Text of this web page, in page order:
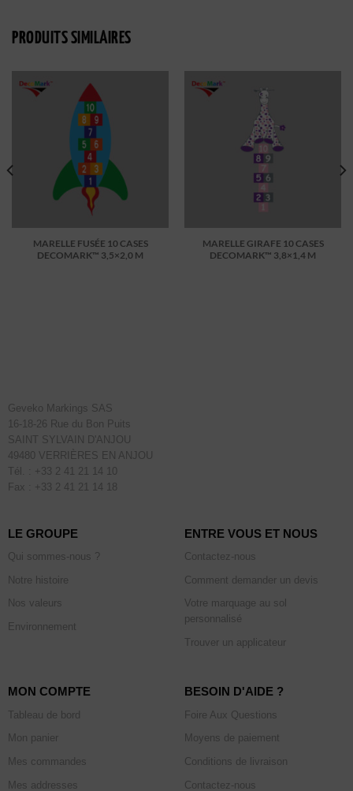
PRODUITS SIMILAIRES
MARELLE FUSÉE 10 CASES
DECOMARK™ 3,5×2,0 M
MARELLE GIRAFE 10 CASES
DECOMARK™ 3,8×1,4 M
Geveko Markings SAS
16-18-26 Rue du Bon Puits
SAINT SYLVAIN D'ANJOU
49480 VERRIÈRES EN ANJOU
Tél. : +33 2 41 21 14 10
Fax : +33 2 41 21 14 18
LE GROUPE
Qui sommes-nous ?
Notre histoire
Nos valeurs
Environnement
ENTRE VOUS ET NOUS
Contactez-nous
Comment demander un devis
Votre marquage au sol
personnalisé
Trouver un applicateur
MON COMPTE
Tableau de bord
Mon panier
Mes commandes
Mes addresses
BESOIN D'AIDE ?
Foire Aux Questions
Moyens de paiement
Conditions de livraison
Contactez-nous